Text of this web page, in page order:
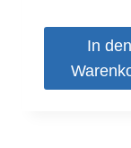
In den